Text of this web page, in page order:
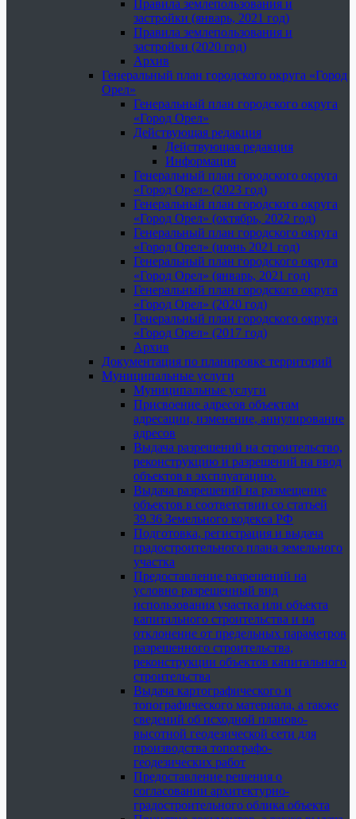
Правила землепользования и
застройки (январь, 2021 год)
Правила землепользования и
застройки (2020 год)
Архив
Генеральный план городского округа «Город
Орел»
Генеральный план городского округа
«Город Орел»
Действующая редакция
Действующая редакция
Информация
Генеральный план городского округа
«Город Орел» (2023 год)
Генеральный план городского округа
«Город Орел» (октябрь, 2022 год)
Генеральный план городского округа
«Город Орел» (июнь 2021 год)
Генеральный план городского округа
«Город Орел» (январь, 2021 год)
Генеральный план городского округа
«Город Орел» (2020 год)
Генеральный план городского округа
«Город Орел» (2017 год)
Архив
Документация по планировке территорий
Муниципальные услуги
Муниципальные услуги
Присвоение адресов объектам
адресации, изменение, аннулирование
адресов
Выдача разрешений на строительство,
реконструкцию и разрешений на ввод
объектов в эксплуатацию.
Выдача разрешений на размещение
объектов в соответствии со статьей
39.36 Земельного кодекса РФ
Подготовка, регистрация и выдача
градостроительного плана земельного
участка
Предоставление разрешений на
условно разрешенный вид
использования участка или объекта
капитального строительства и на
отклонение от предельных параметров
разрешенного строительства,
реконструкции объектов капитального
строительства
Выдача картографического и
топографического материала, а также
сведений об исходной планово-
высотной геодезической сети для
производства топографо-
геодезических работ
Предоставление решения о
согласовании архитектурно-
градостроительного облика объекта